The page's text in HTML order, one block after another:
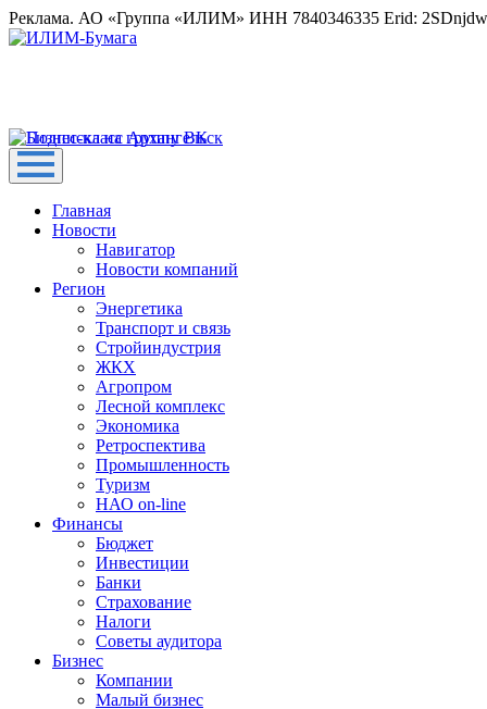
Реклама. АО «Группа «ИЛИМ» ИНН 7840346335 Erid:
Главная
Новости
Навигатор
Новости компаний
Регион
Энергетика
Транспорт и связь
Стройиндустрия
ЖКХ
Агропром
Лесной комплекс
Экономика
Ретроспектива
Промышленность
Туризм
НАО on-line
Финансы
Бюджет
Инвестиции
Банки
Страхование
Налоги
Советы аудитора
Бизнес
Компании
Малый бизнес